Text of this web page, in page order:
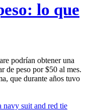
lo que
podrían obtener una
de peso por $50 al mes.
que durante años tuvo